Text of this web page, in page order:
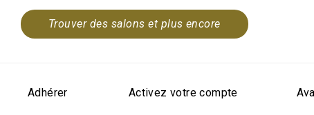
Trouver des salons et plus encore
Adhérer Activez votre compte